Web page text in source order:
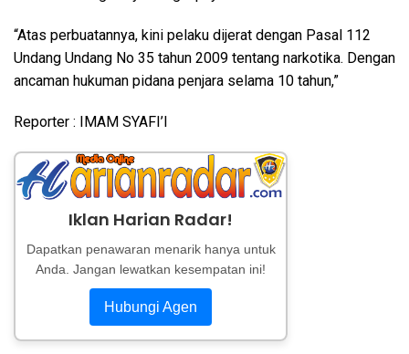
“Atas perbuatannya, kini pelaku dijerat dengan Pasal 112
Undang Undang No 35 tahun 2009 tentang narkotika. Dengan
ancaman hukuman pidana penjara selama 10 tahun,”
Reporter : IMAM SYAFI’I
Iklan Harian Radar!
Dapatkan penawaran menarik hanya untuk
Anda. Jangan lewatkan kesempatan ini!
Hubungi Agen